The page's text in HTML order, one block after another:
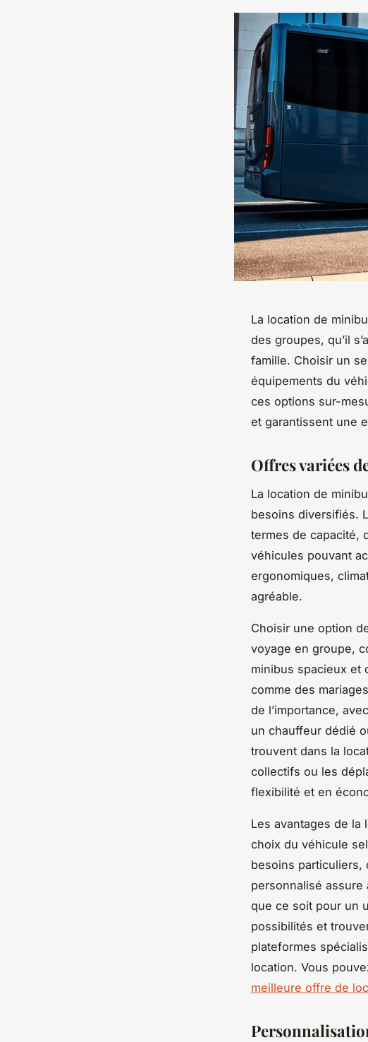
La location de
des groupes, qu’il
famille. Choisir un
équipements du
ces options sur-
et garantissent une
Offres variées
La location de
besoins diversifiés.
termes de capacité,
véhicules pouvant
ergonomiques,
agréable.
Choisir une option
voyage en groupe,
minibus spacieux et
comme des
de l’importance,
un chauffeur dédié
trouvent dans la
collectifs ou les
flexibilité et en
Les avantages de la
choix du véhicule
besoins particuliers,
personnalisé
que ce soit pour un
possibilités et
plateformes
location. Vous
meilleure offre de